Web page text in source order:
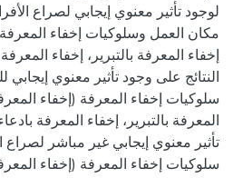
لوجود تأثير معنوي إيجابي لصراع
مكان العمل وسلوكيات إخفاء المعرفة
إخفاء المعرفة بالتبرير، إخفاء
النتائج على وجود تأثير معنوي
سلوكيات إخفاء المعرفة (إخفاء
المعرفة بالتبرير، إخفاء المعرفة
تأثير معنوي إيجابي غير مباشر
سلوكيات إخفاء المعرفة (إخفاء